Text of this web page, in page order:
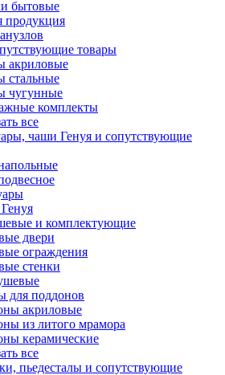
бытовые
продукция
товары
акриловые
стальные
чугунные
комплекты
все
чаши Генуя и сопутствующие
и комплектующие
двери
ограждения
стенки
для поддонов
акриловые
из литого мрамора
керамические
все
пьедесталы и сопутствующие